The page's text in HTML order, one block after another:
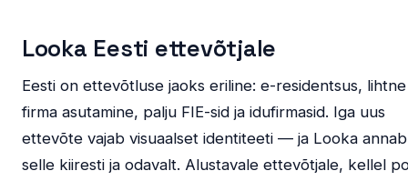
Looka Eesti ettevõtjale
Eesti on ettevõtluse jaoks eriline: e-residentsus, lihtne
firma asutamine, palju FIE-sid ja idufirmasid. Iga uus
ettevõte vajab visuaalset identiteeti — ja Looka annab
selle kiiresti ja odavalt. Alustavale ettevõtjale, kellel